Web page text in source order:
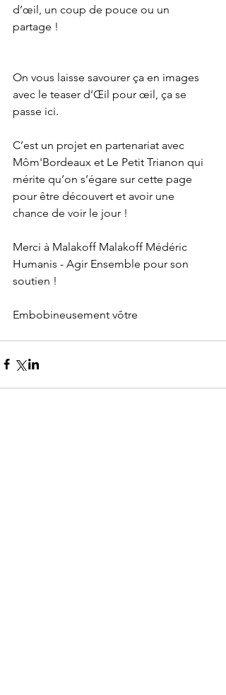
d’œil, un coup de pouce ou un
partage !
On vous laisse savourer ça en images
avec le teaser d’Œil pour œil, ça se
passe ici.
C’est un projet en partenariat avec
Môm'Bordeaux et Le Petit Trianon qui
mérite qu’on s’égare sur cette page
pour être découvert et avoir une
chance de voir le jour !
Merci à Malakoff Malakoff Médéric
Humanis - Agir Ensemble pour son
soutien !
Embobineusement vôtre